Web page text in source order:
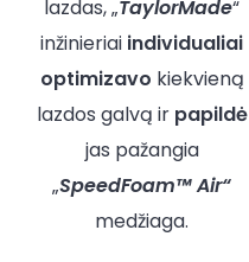
lazdas, „TaylorMade“
inžinieriai individualiai
optimizavo kiekvieną
lazdos galvą ir papildė
jas pažangia
„SpeedFoam™ Air“
medžiaga.